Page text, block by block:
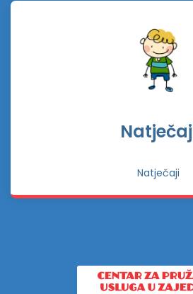
Natječaji